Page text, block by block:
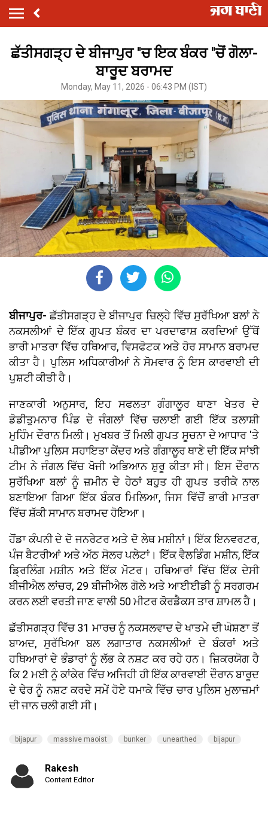
ਛੱਤੀਸਗੜ੍ਹ ਦੇ ਬੀਜਾਪੁਰ ''ਚ ਇਕ ਬੰਕਰ ''ਚੋਂ ਗੋਲਾ-
ਬਾਰੂਦ ਬਰਾਮਦ
Monday, May 11, 2026 - 06:43 PM (IST)
ਬੀਜਾਪੁਰ-ਛੱਤੀਸਗੜ੍ਹ ਦੇ ਬੀਜਾਪੁਰ ਜ਼ਿਲ੍ਹੇ ਵਿੱਚ ਸੁਰੱਖਿਆ ਬਲਾਂ ਨੇ
ਨਕਸਲੀਆਂ ਦੇ ਇੱਕ ਗੁਪਤ ਬੰਕਰ ਦਾ ਪਰਦਾਫਾਸ਼ ਕਰਦਿਆਂ ਉੱਥੋਂ
ਭਾਰੀ ਮਾਤਰਾ ਵਿੱਚ ਹਥਿਆਰ, ਵਿਸਫੋਟਕ ਅਤੇ ਹੋਰ ਸਾਮਾਨ ਬਰਾਮਦ
ਕੀਤਾ ਹੈ। ਪੁਲਿਸ ਅਧਿਕਾਰੀਆਂ ਨੇ ਸੋਮਵਾਰ ਨੂੰ ਇਸ ਕਾਰਵਾਈ ਦੀ
ਪੁਸ਼ਟੀ ਕੀਤੀ ਹੈ।
ਜਾਣਕਾਰੀ ਅਨੁਸਾਰ, ਇਹ ਸਫਲਤਾ ਗੰਗਾਲੂਰ ਥਾਣਾ ਖੇਤਰ ਦੇ
ਡੋਡੀਤੁਮਨਾਰ ਪਿੰਡ ਦੇ ਜੰਗਲਾਂ ਵਿੱਚ ਚਲਾਈ ਗਈ ਇੱਕ ਤਲਾਸ਼ੀ
ਮੁਹਿੰਮ ਦੌਰਾਨ ਮਿਲੀ। ਮੁਖਬਰ ਤੋਂ ਮਿਲੀ ਗੁਪਤ ਸੂਚਨਾ ਦੇ ਆਧਾਰ 'ਤੇ
ਪੀਡੀਆ ਪੁਲਿਸ ਸਹਾਇਤਾ ਕੇਂਦਰ ਅਤੇ ਗੰਗਾਲੂਰ ਥਾਣੇ ਦੀ ਇੱਕ ਸਾਂਝੀ
ਟੀਮ ਨੇ ਜੰਗਲ ਵਿੱਚ ਖੋਜੀ ਅਭਿਆਨ ਸ਼ੁਰੂ ਕੀਤਾ ਸੀ। ਇਸ ਦੌਰਾਨ
ਸੁਰੱਖਿਆ ਬਲਾਂ ਨੂੰ ਜ਼ਮੀਨ ਦੇ ਹੇਠਾਂ ਬਹੁਤ ਹੀ ਗੁਪਤ ਤਰੀਕੇ ਨਾਲ
ਬਣਾਇਆ ਗਿਆ ਇੱਕ ਬੰਕਰ ਮਿਲਿਆ, ਜਿਸ ਵਿੱਚੋਂ ਭਾਰੀ ਮਾਤਰਾ
ਵਿੱਚ ਸ਼ੱਕੀ ਸਾਮਾਨ ਬਰਾਮਦ ਹੋਇਆ।
ਹੋਂਡਾ ਕੰਪਨੀ ਦੇ ਦੋ ਜਨਰੇਟਰ ਅਤੇ ਦੋ ਲੇਥ ਮਸ਼ੀਨਾਂ। ਇੱਕ ਇਨਵਰਟਰ,
ਪੰਜ ਬੈਟਰੀਆਂ ਅਤੇ ਅੱਠ ਸੋਲਰ ਪਲੇਟਾਂ। ਇੱਕ ਵੈਲਡਿੰਗ ਮਸ਼ੀਨ, ਇੱਕ
ਡ੍ਰਿਲਿੰਗ ਮਸ਼ੀਨ ਅਤੇ ਇੱਕ ਮੋਟਰ। ਹਥਿਆਰਾਂ ਵਿੱਚ ਇੱਕ ਦੇਸੀ
ਬੀਜੀਐਲ ਲਾਂਚਰ, 29 ਬੀਜੀਐਲ ਗੋਲੇ ਅਤੇ ਆਈਈਡੀ ਨੂੰ ਸਰਗਰਮ
ਕਰਨ ਲਈ ਵਰਤੀ ਜਾਣ ਵਾਲੀ 50 ਮੀਟਰ ਕੋਰਡੈਕਸ ਤਾਰ ਸ਼ਾਮਲ ਹੈ।
ਛੱਤੀਸਗੜ੍ਹ ਵਿੱਚ 31 ਮਾਰਚ ਨੂੰ ਨਕਸਲਵਾਦ ਦੇ ਖਾਤਮੇ ਦੀ ਘੋਸ਼ਣਾ ਤੋਂ
ਬਾਅਦ, ਸੁਰੱਖਿਆ ਬਲ ਲਗਾਤਾਰ ਨਕਸਲੀਆਂ ਦੇ ਬੰਕਰਾਂ ਅਤੇ
ਹਥਿਆਰਾਂ ਦੇ ਭੰਡਾਰਾਂ ਨੂੰ ਲੱਭ ਕੇ ਨਸ਼ਟ ਕਰ ਰਹੇ ਹਨ। ਜ਼ਿਕਰਯੋਗ ਹੈ
ਕਿ 2 ਮਈ ਨੂੰ ਕਾਂਕੇਰ ਵਿੱਚ ਅਜਿਹੀ ਹੀ ਇੱਕ ਕਾਰਵਾਈ ਦੌਰਾਨ ਬਾਰੂਦ
ਦੇ ਢੇਰ ਨੂੰ ਨਸ਼ਟ ਕਰਦੇ ਸਮੇਂ ਹੋਏ ਧਮਾਕੇ ਵਿੱਚ ਚਾਰ ਪੁਲਿਸ ਮੁਲਾਜ਼ਮਾਂ
ਦੀ ਜਾਨ ਚਲੀ ਗਈ ਸੀ।
bijapur massive maoist bunker unearthed bijapur
Rakesh
Content Editor